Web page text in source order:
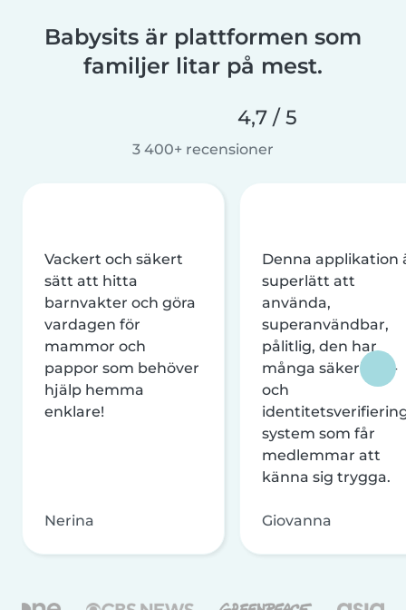
Babysits är plattformen som
familjer litar på mest.
4,7 / 5
3 400+ recensioner
Vackert och säkert
sätt att hitta
barnvakter och göra
vardagen för
mammor och
pappor som behöver
hjälp hemma
enklare!
Nerina
Denna applikation
superlätt att
använda,
superanvändbar,
pålitlig, den har
många säkerhets-
och
system som får
medlemmar att
känna sig trygga.
Giovanna